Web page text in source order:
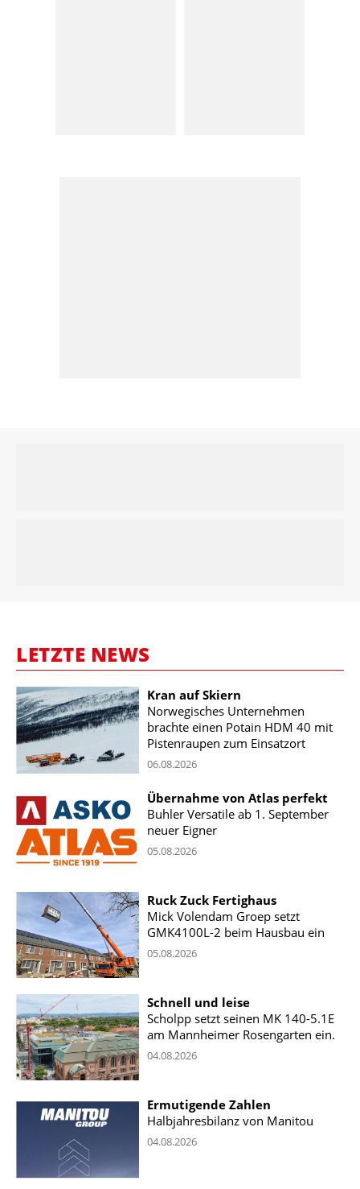
LETZTE NEWS
Kran auf Skiern
Norwegisches Unternehmen
brachte einen Potain HDM 40 mit
Pistenraupen zum Einsatzort
06.08.2026
Übernahme von Atlas perfekt
Buhler Versatile ab 1. September
neuer Eigner
05.08.2026
Ruck Zuck Fertighaus
Mick Volendam Groep setzt
GMK4100L-2 beim Hausbau ein
05.08.2026
Schnell und leise
Scholpp setzt seinen MK 140-5.1E
am Mannheimer Rosengarten ein.
04.08.2026
Ermutigende Zahlen
Halbjahresbilanz von Manitou
04.08.2026